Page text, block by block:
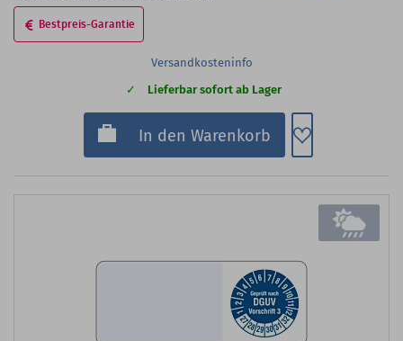
Bestpreis-Garantie
Versandkosteninfo
Lieferbar sofort ab Lager
In den Warenkorb Zum